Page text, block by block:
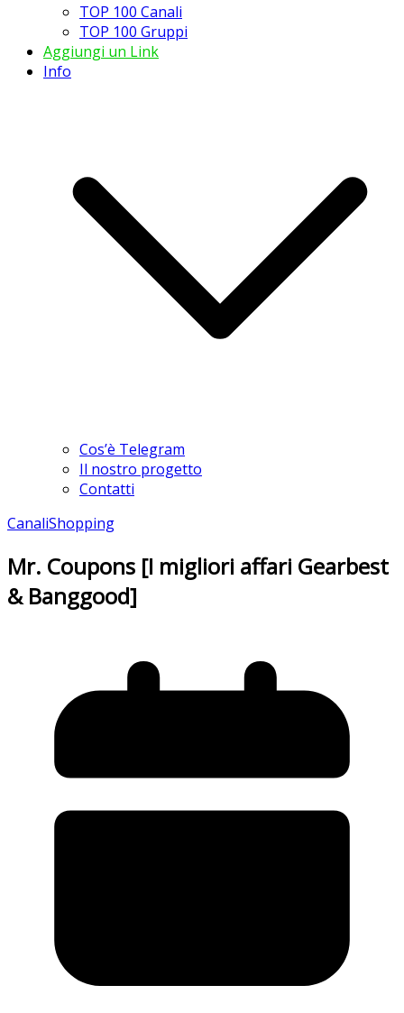
TOP 100 Canali
TOP 100 Gruppi
Aggiungi un Link
Info
Cos’è Telegram
Il nostro progetto
Contatti
CanaliShopping
Mr. Coupons [I migliori affari Gearbest
& Banggood]